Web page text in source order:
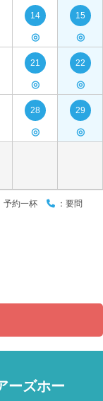
14
◎
15
◎
21
◎
22
◎
28
◎
29
◎
予約一杯
：要問
ーズホー